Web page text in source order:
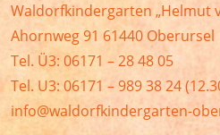
Waldorfkindergarten „Helmut
Ahornweg 91 61440 Oberursel
Tel. Ü3: 06171 – 28 48 05
Tel. U3: 06171 – 989 38 24
info@waldorfkindergarten-